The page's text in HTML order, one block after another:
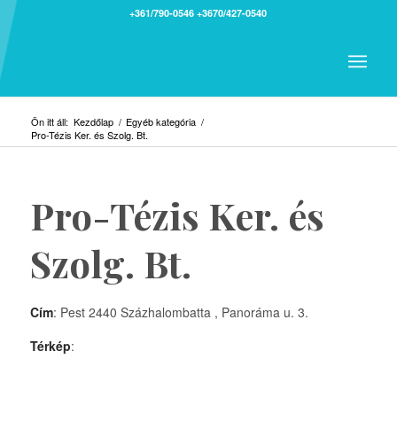
+361/790-0546 +3670/427-0540
Ön itt áll: Kezdőlap / Egyéb kategória /
Pro-Tézis Ker. és Szolg. Bt.
Pro-Tézis Ker. és
Szolg. Bt.
Cím: Pest 2440 Százhalombatta , Panoráma u. 3.
Térkép: